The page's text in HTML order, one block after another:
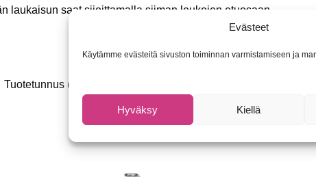
Evästeet
Käytämme evästeitä sivuston toiminnan varmistamiseen ja
Hyväksy Kiellä
laukaisun saat sijoittamalla siiman leukojen etuosaan.
Tuotetunnus (SKU):